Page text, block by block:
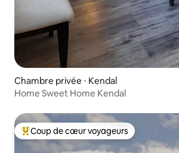
Chambre privée ⋅ Kendal
Home Sweet Home Kendal
Coups de cœur voyageurs les plus
Coup de cœur voyageurs